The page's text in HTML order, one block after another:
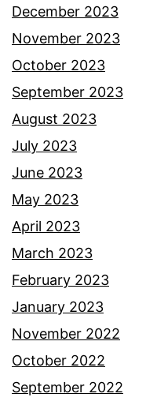
u
k
w
a
n
i
t
a
December 2023
November 2023
October 2023
September 2023
August 2023
July 2023
June 2023
May 2023
April 2023
March 2023
February 2023
January 2023
November 2022
October 2022
September 2022